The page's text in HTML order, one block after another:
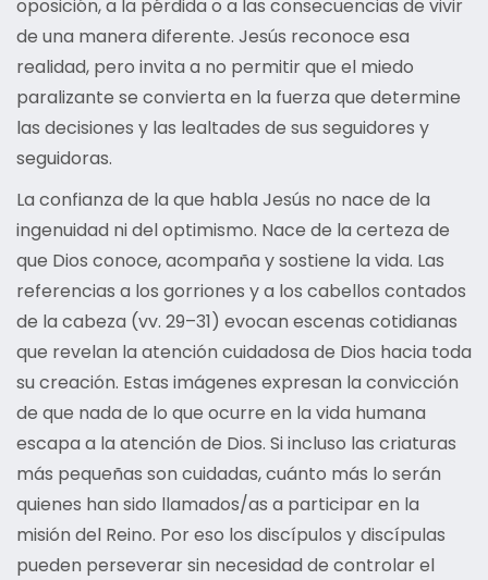
oposición, a la pérdida o a las consecuencias de vivir
de una manera diferente. Jesús reconoce esa
realidad, pero invita a no permitir que el miedo
paralizante se convierta en la fuerza que determine
las decisiones y las lealtades de sus seguidores y
seguidoras.
La confianza de la que habla Jesús no nace de la
ingenuidad ni del optimismo. Nace de la certeza de
que Dios conoce, acompaña y sostiene la vida. Las
referencias a los gorriones y a los cabellos contados
de la cabeza (vv. 29–31) evocan escenas cotidianas
que revelan la atención cuidadosa de Dios hacia toda
su creación. Estas imágenes expresan la convicción
de que nada de lo que ocurre en la vida humana
escapa a la atención de Dios. Si incluso las criaturas
más pequeñas son cuidadas, cuánto más lo serán
quienes han sido llamados/as a participar en la
misión del Reino. Por eso los discípulos y discípulas
pueden perseverar sin necesidad de controlar el